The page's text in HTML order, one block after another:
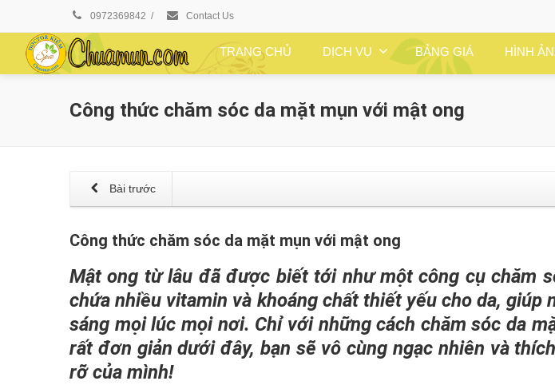
0972369842 / Contact Us
TRANG CHỦ DỊCH VỤ BẢNG GIÁ HÌNH
Công thức chăm sóc da mặt mụn với mật ong
Bài trước
Công thức chăm sóc da mặt mụn với mật ong
Mật ong từ lâu đã được biết tới như một công cụ chăm
chứa nhiều vitamin và khoáng chất thiết yếu cho da, giúp
sáng mọi lúc mọi nơi. Chỉ với những cách chăm sóc da
rất đơn giản dưới đây, bạn sẽ vô cùng ngạc nhiên và
rỡ của mình!